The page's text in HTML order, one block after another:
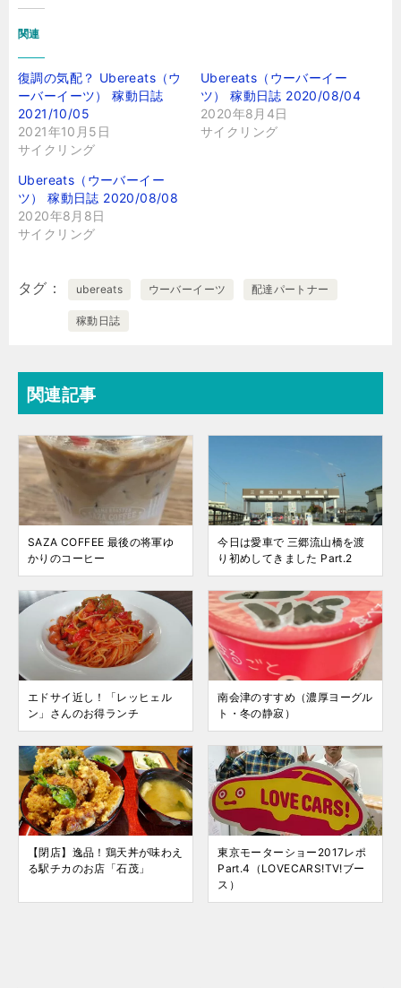
関連
復調の気配？ Ubereats（ウ
ーバーイーツ） 稼動日誌
2021/10/05
2021年10月5日
サイクリング
Ubereats（ウーバーイー
ツ） 稼動日誌 2020/08/04
2020年8月4日
サイクリング
Ubereats（ウーバーイー
ツ） 稼動日誌 2020/08/08
2020年8月8日
サイクリング
タグ ubereats ウーバーイーツ 配達パートナー
稼動日誌
関連記事
SAZA COFFEE 最後の将軍ゆ
かりのコーヒー
今日は愛車で 三郷流山橋を渡
り初めしてきました Part.2
エドサイ近し！「レッヒェル
ン」さんのお得ランチ
南会津のすすめ（濃厚ヨーグル
ト・冬の静寂）
【閉店】逸品！鶏天丼が味わえ
る駅チカのお店「石茂」
東京モーターショー2017レポ
Part.4（LOVECARS!TV!ブー
ス）